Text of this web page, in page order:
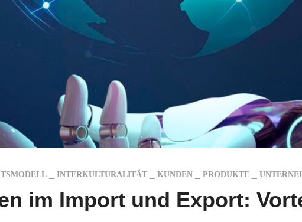
INTERKULTURALITÄT KUNDEN PRODUKTE
im Import und Export: